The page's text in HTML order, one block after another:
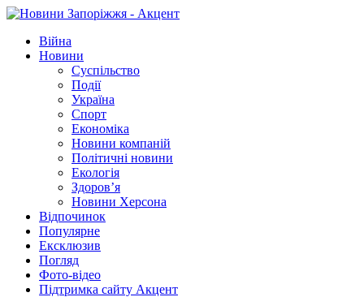
Війна
Новини
Суспільство
Події
Україна
Спорт
Економіка
Новини компаній
Політичні новини
Екологія
Здоров’я
Новини Херсона
Відпочинок
Популярне
Ексклюзив
Погляд
Фото-відео
Підтримка сайту Акцент